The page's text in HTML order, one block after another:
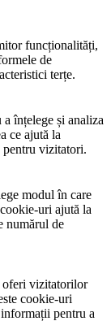
funcționalități,
de
terțe.
înțelege și analiza
ce ajută la
pentru vizitatori.
modul în care
uri ajută la
numărul de
oferi vizitatorilor
cookie-uri
pentru a